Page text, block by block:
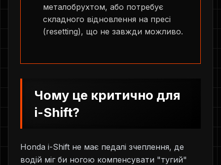
металобрухтом, або потребує
складного відновлення на пресі
(resetting), що не завжди можливо.
Чому це критично для
i-Shift?
Honda i-Shift не має педалі зчеплення, де
водій міг би ногою компенсувати "тугий"